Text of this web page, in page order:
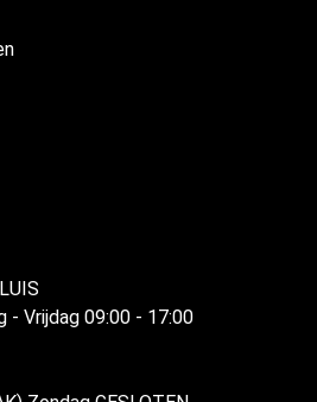
- Vrijdag 09:00 - 17:00